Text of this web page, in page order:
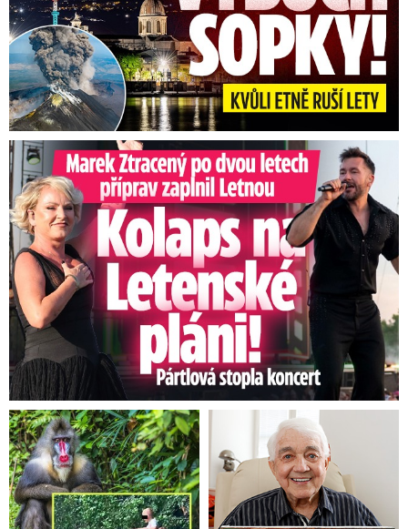
Marek Ztracený na Letné: Pártlová stopla koncert